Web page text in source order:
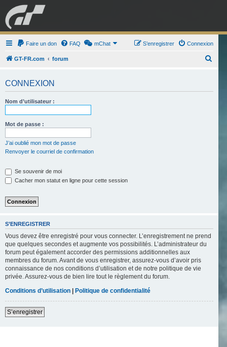
GRAN TURISMO FORUM
ESPORT
Faire un don FAQ mChat Connexion
S’enregistrer
GT-FR.com forum
CONNEXION
Nom d’utilisateur :
Mot de passe :
J’ai oublié mon mot de passe
Renvoyer le courriel de confirmation
Se souvenir de moi
Cacher mon statut en ligne pour cette session
S’ENREGISTRER
Vous devez être enregistré pour vous connecter. L’enregistrement ne prend
que quelques secondes et augmente vos possibilités. L’administrateur du
forum peut également accorder des permissions additionnelles aux
membres du forum. Avant de vous enregistrer, assurez-vous d’avoir pris
connaissance de nos conditions d’utilisation et de notre politique de vie
privée. Assurez-vous de bien lire tout le règlement du forum.
Conditions d’utilisation | Politique de confidentialité
S’enregistrer